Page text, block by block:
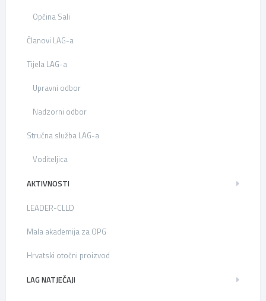
Općina Sali
Članovi LAG-a
Tijela LAG-a
Upravni odbor
Nadzorni odbor
Stručna služba LAG-a
Voditeljica
AKTIVNOSTI
LEADER-CLLD
Mala akademija za OPG
Hrvatski otočni proizvod
LAG NATJEČAJI